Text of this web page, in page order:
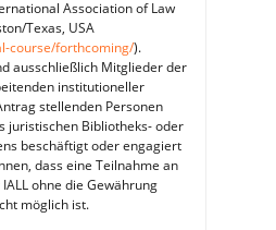
in
Houston/Texas,
USA
(Geänderter
Tagungszeitraum:
19.
bis
23.10.2025)
Association of Law
Texas, USA
course/forthcoming/).
ausschließlich Mitglieder der
institutioneller
stellenden Personen
juristischen Bibliotheks- oder
beschäftigt oder engagiert
dass eine Teilnahme an
ohne die Gewährung
möglich ist.